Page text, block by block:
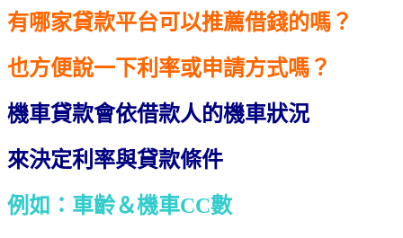
有哪家貸款平台可以推薦借錢的嗎？
也方便說一下利率或申請方式嗎？
機車貸款會依借款人的機車狀況
來決定利率與貸款條件
例如：車齡＆機車CC數